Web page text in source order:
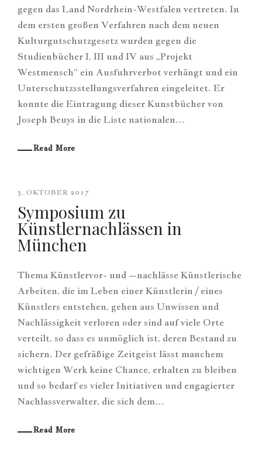
gegen das Land Nordrhein-Westfalen vertreten. In
dem ersten großen Verfahren nach dem neuen
Kulturgutschutzgesetz wurden gegen die
Studienbücher I, III und IV aus „Projekt
Westmensch“ ein Ausfuhrverbot verhängt und ein
Unterschutzsstellungsverfahren eingeleitet. Er
konnte die Eintragung dieser Kunstbücher von
Joseph Beuys in die Liste nationalen…
Read More
3. OKTOBER 2017
Symposium zu
Künstlernachlässen in
München
Thema Künstlervor- und –nachlässe Künstlerische
Arbeiten, die im Leben einer Künstlerin / eines
Künstlers entstehen, gehen aus Unwissen und
Nachlässigkeit verloren oder sind auf viele Orte
verteilt, so dass es unmöglich ist, deren Bestand zu
sichern. Der gefräßige Zeitgeist lässt manchem
wichtigen Werk keine Chance, erhalten zu bleiben
und so bedarf es vieler Initiativen und engagierter
Nachlassverwalter, die sich dem…
Read More